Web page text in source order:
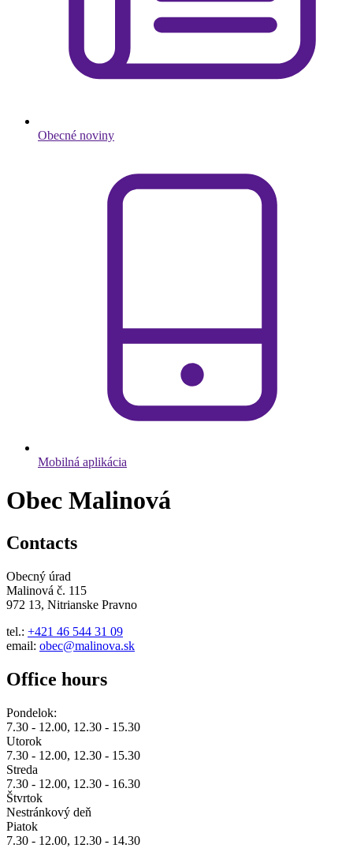
Obecné noviny
Mobilná aplikácia
Obec Malinová
Contacts
Obecný úrad
Malinová č. 115
972 13, Nitrianske Pravno
tel.: +421 46 544 31 09
email: obec@malinova.sk
Office hours
Pondelok:
7.30 - 12.00, 12.30 - 15.30
Utorok
7.30 - 12.00, 12.30 - 15.30
Streda
7.30 - 12.00, 12.30 - 16.30
Štvrtok
Nestránkový deň
Piatok
7.30 - 12.00, 12.30 - 14.30